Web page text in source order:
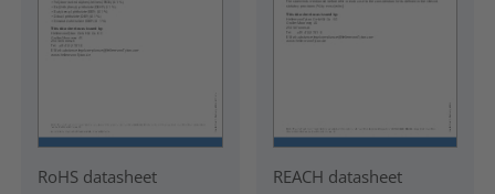
RoHS datasheet REACH datasheet